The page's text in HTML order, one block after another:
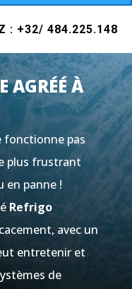
: +32/ 484.225.148
AGRÉÉ À
fonctionne pas
plus frustrant
en panne !
Refrigo
avec un
entretenir et
de